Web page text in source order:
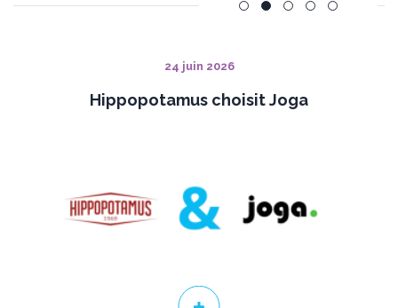
24 juin 2026
Hippopotamus choisit Joga